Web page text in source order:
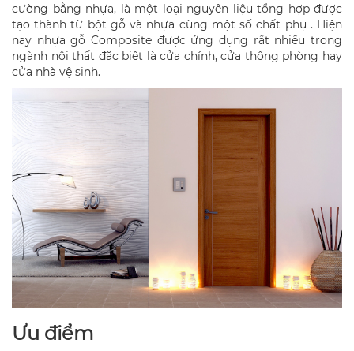
cường bằng nhựa, là một loại nguyên liệu tổng hợp được
tạo thành từ bột gỗ và nhựa cùng một số chất phụ . Hiện
nay nhựa gỗ Composite được ứng dụng rất nhiều trong
ngành nội thất đặc biệt là cửa chính, cửa thông phòng hay
cửa nhà vệ sinh.
Ưu điểm